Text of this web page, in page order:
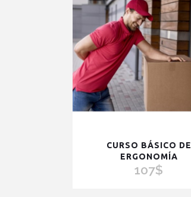
CURSO BÁSICO DE
ERGONOMÍA
107$